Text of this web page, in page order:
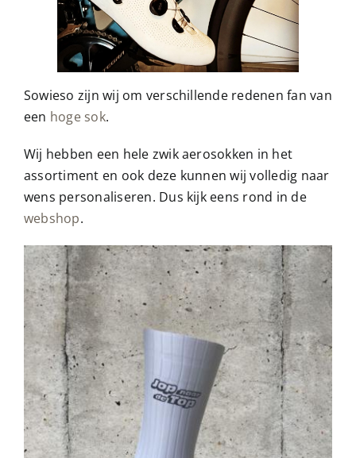
Sowieso zijn wij om verschillende redenen fan van
een hoge sok.
Wij hebben een hele zwik aerosokken in het
assortiment en ook deze kunnen wij volledig naar
wens personaliseren. Dus kijk eens rond in de
webshop.